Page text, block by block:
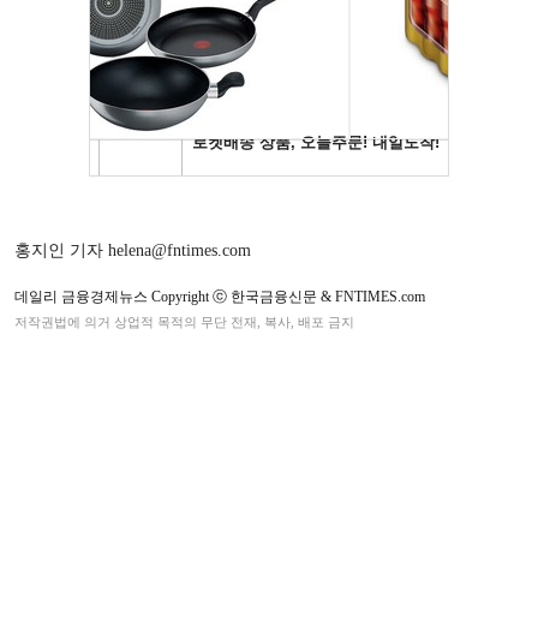
홍지인 기자 helena@fntimes.com
데일리 금융경제뉴스 Copyright ⓒ 한국금융신문 & FNTIMES.com
저작권법에 의거 상업적 목적의 무단 전재, 복사, 배포 금지